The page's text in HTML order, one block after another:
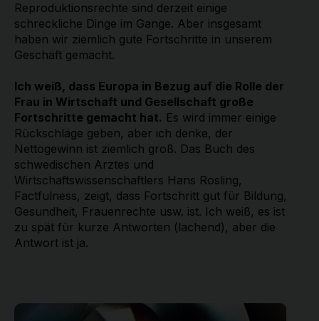
Reproduktionsrechte sind derzeit einige
schreckliche Dinge im Gange. Aber insgesamt
haben wir ziemlich gute Fortschritte in unserem
Geschäft gemacht.
Ich weiß, dass Europa in Bezug auf die Rolle der
Frau in Wirtschaft und Gesellschaft große
Fortschritte gemacht hat. Es wird immer einige
Rückschläge geben, aber ich denke, der
Nettogewinn ist ziemlich groß. Das Buch des
schwedischen Arztes und
Wirtschaftswissenschaftlers Hans Rosling,
Factfulness, zeigt, dass Fortschritt gut für Bildung,
Gesundheit, Frauenrechte usw. ist. Ich weiß, es ist
zu spät für kurze Antworten (lachend), aber die
Antwort ist ja.